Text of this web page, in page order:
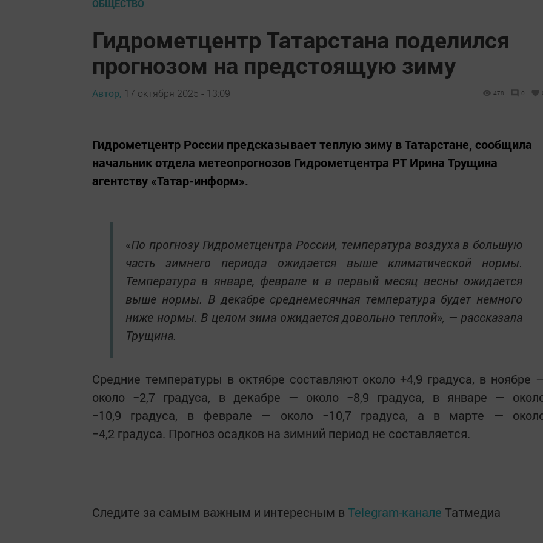
ОБЩЕСТВО
Гидрометцентр Татарстана поделился
прогнозом на предстоящую зиму
Автор, 17 октября 2025 - 13:09 478 0
Гидрометцентр России предсказывает теплую зиму в Татарстане, сообщила
начальник отдела метеопрогнозов Гидрометцентра РТ Ирина Трущина
агентству «Татар-информ».
«По прогнозу Гидрометцентра России, температура воздуха в большую
часть зимнего периода ожидается выше климатической нормы.
Температура в январе, феврале и в первый месяц весны ожидается
выше нормы. В декабре среднемесячная температура будет немного
ниже нормы. В целом зима ожидается довольно теплой», — рассказала
Трущина.
Средние температуры в октябре составляют около +4,9 градуса, в ноябре
около −2,7 градуса, в декабре — около −8,9 градуса, в январе —
−10,9 градуса, в феврале — около −10,7 градуса, а в марте —
−4,2 градуса. Прогноз осадков на зимний период не составляется.
Следите за самым важным и интересным в Telegram-канале Татмедиа